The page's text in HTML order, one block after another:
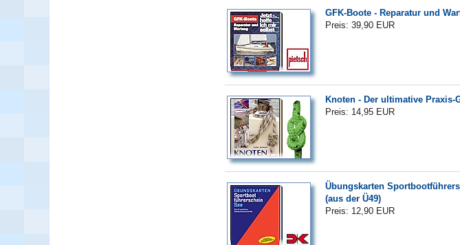
GFK-Boote - Reparatur und
Preis: 39,90 EUR
Knoten - Der ultimative Praxis-
Preis: 14,95 EUR
Übungskarten
(aus der Ü49)
Preis: 12,90 EUR